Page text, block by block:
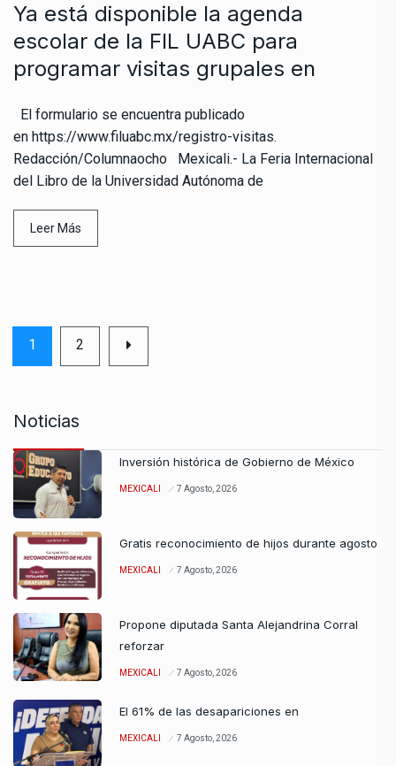
Ya está disponible la agenda
escolar de la FIL UABC para
programar visitas grupales en
El formulario se encuentra publicado
en https://www.filuabc.mx/registro-visitas.
Redacción/Columnaocho Mexicali.- La Feria Internacional
del Libro de la Universidad Autónoma de
Leer Más
1 2
Noticias
Inversión histórica de Gobierno de México
MEXICALI 7 Agosto, 2026
Gratis reconocimiento de hijos durante agosto
MEXICALI 7 Agosto, 2026
Propone diputada Santa Alejandrina Corral
reforzar
MEXICALI 7 Agosto, 2026
El 61% de las desapariciones en
MEXICALI 7 Agosto, 2026